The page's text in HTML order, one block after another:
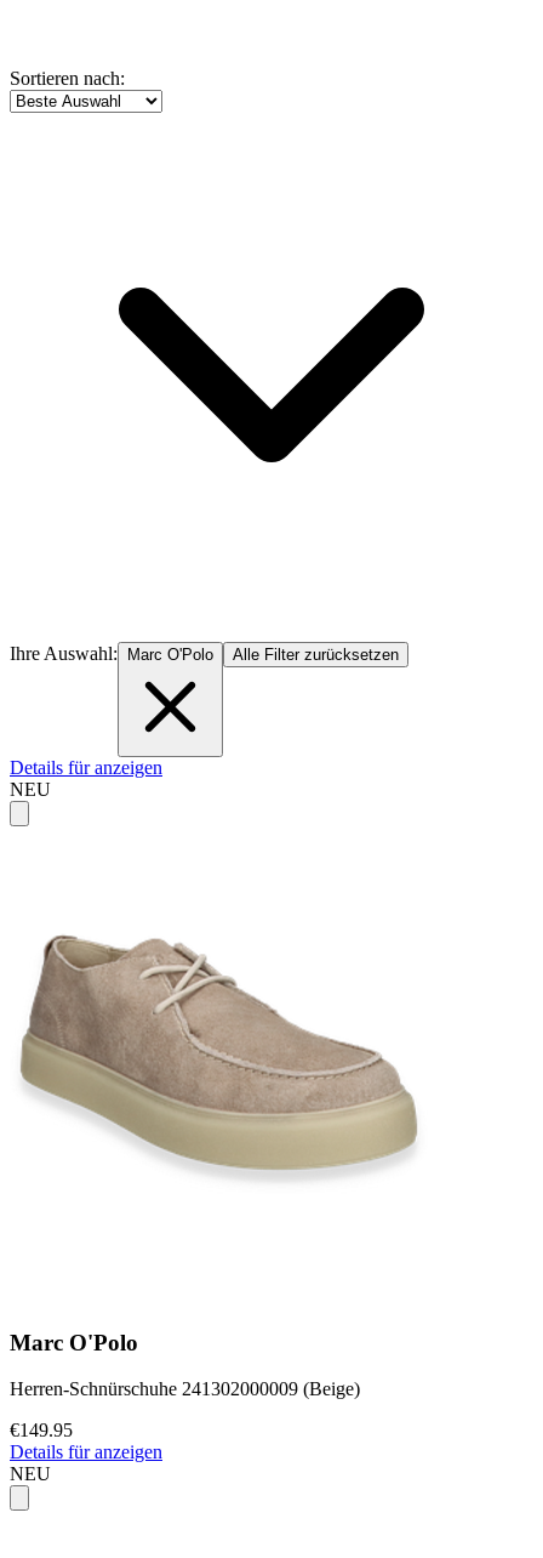
Sortieren nach:
Ihre Auswahl: Marc O'Polo Alle Filter zurücksetzen
Details für anzeigen
NEU
Marc O'Polo
Herren-Schnürschuhe 241302000009 (Beige)
€149.95
Details für anzeigen
NEU